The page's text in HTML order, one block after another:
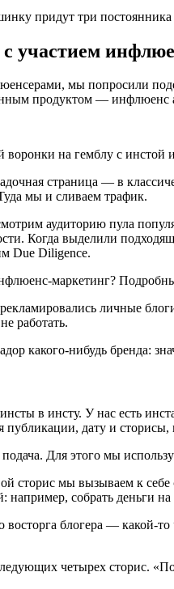
придут три
участием
мы попросили
продуктом — инфлюенс
на гемблу с инстой
страница — в
мы и сливаем трафик.
аудиторию пула
Когда выделили
Due Diligence.
личные
работать.
какого-нибудь бренда:
в инсту. У нас есть
дату и сторисы,
Для этого мы
сторис мы вызываем к
например, собрать
восторга блогера — какой-
четырех сторис.